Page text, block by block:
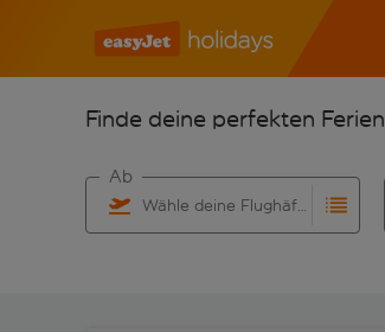
Finde deine perfekten Ferien
Wähle deine Flughäfen
Ab